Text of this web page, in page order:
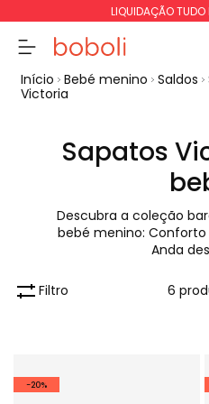
LIQUIDAÇÃO
Total
Início Bebé menino Saldos
Victoria
Sapatos
Descubra a coleção
bebé menino:
Anda
Filtro 6
-20%